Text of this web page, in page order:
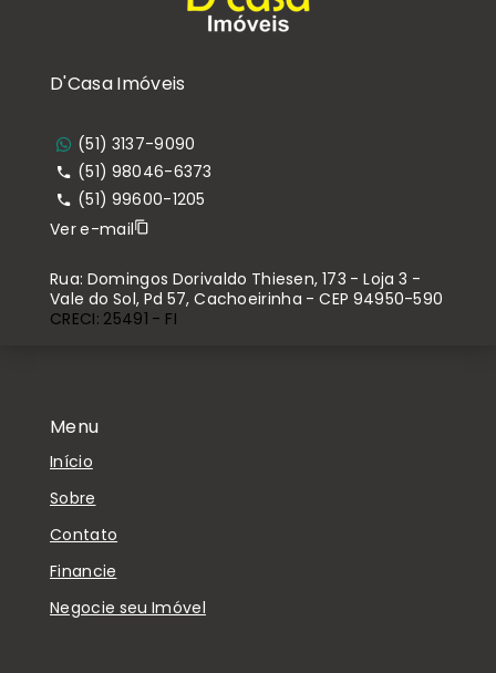
Menu
Início
Sobre
Contato
Financie
Negocie seu Imóvel
D'Casa Imóveis
(51) 3137-9090
(51) 98046-6373
(51) 99600-1205
Ver e-mail
Rua: Domingos Dorivaldo Thiesen, 173 - Loja 3 -
Vale do Sol, Pd 57, Cachoeirinha - CEP 94950-590
CRECI: 25491 - FI